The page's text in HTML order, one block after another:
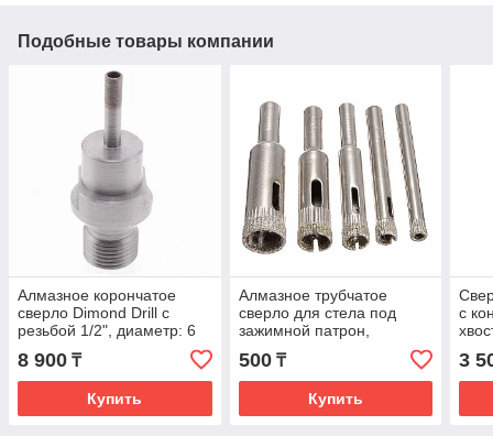
Подобные товары компании
Алмазное корончатое
сверло Dimond Drill с
резьбой 1/2", диаметр: 6
8 900 ₸
Купить
Алмазное трубчатое
сверло для стела под
зажимной патрон,
диаметр: 6мм
500₸
Купить
с
3